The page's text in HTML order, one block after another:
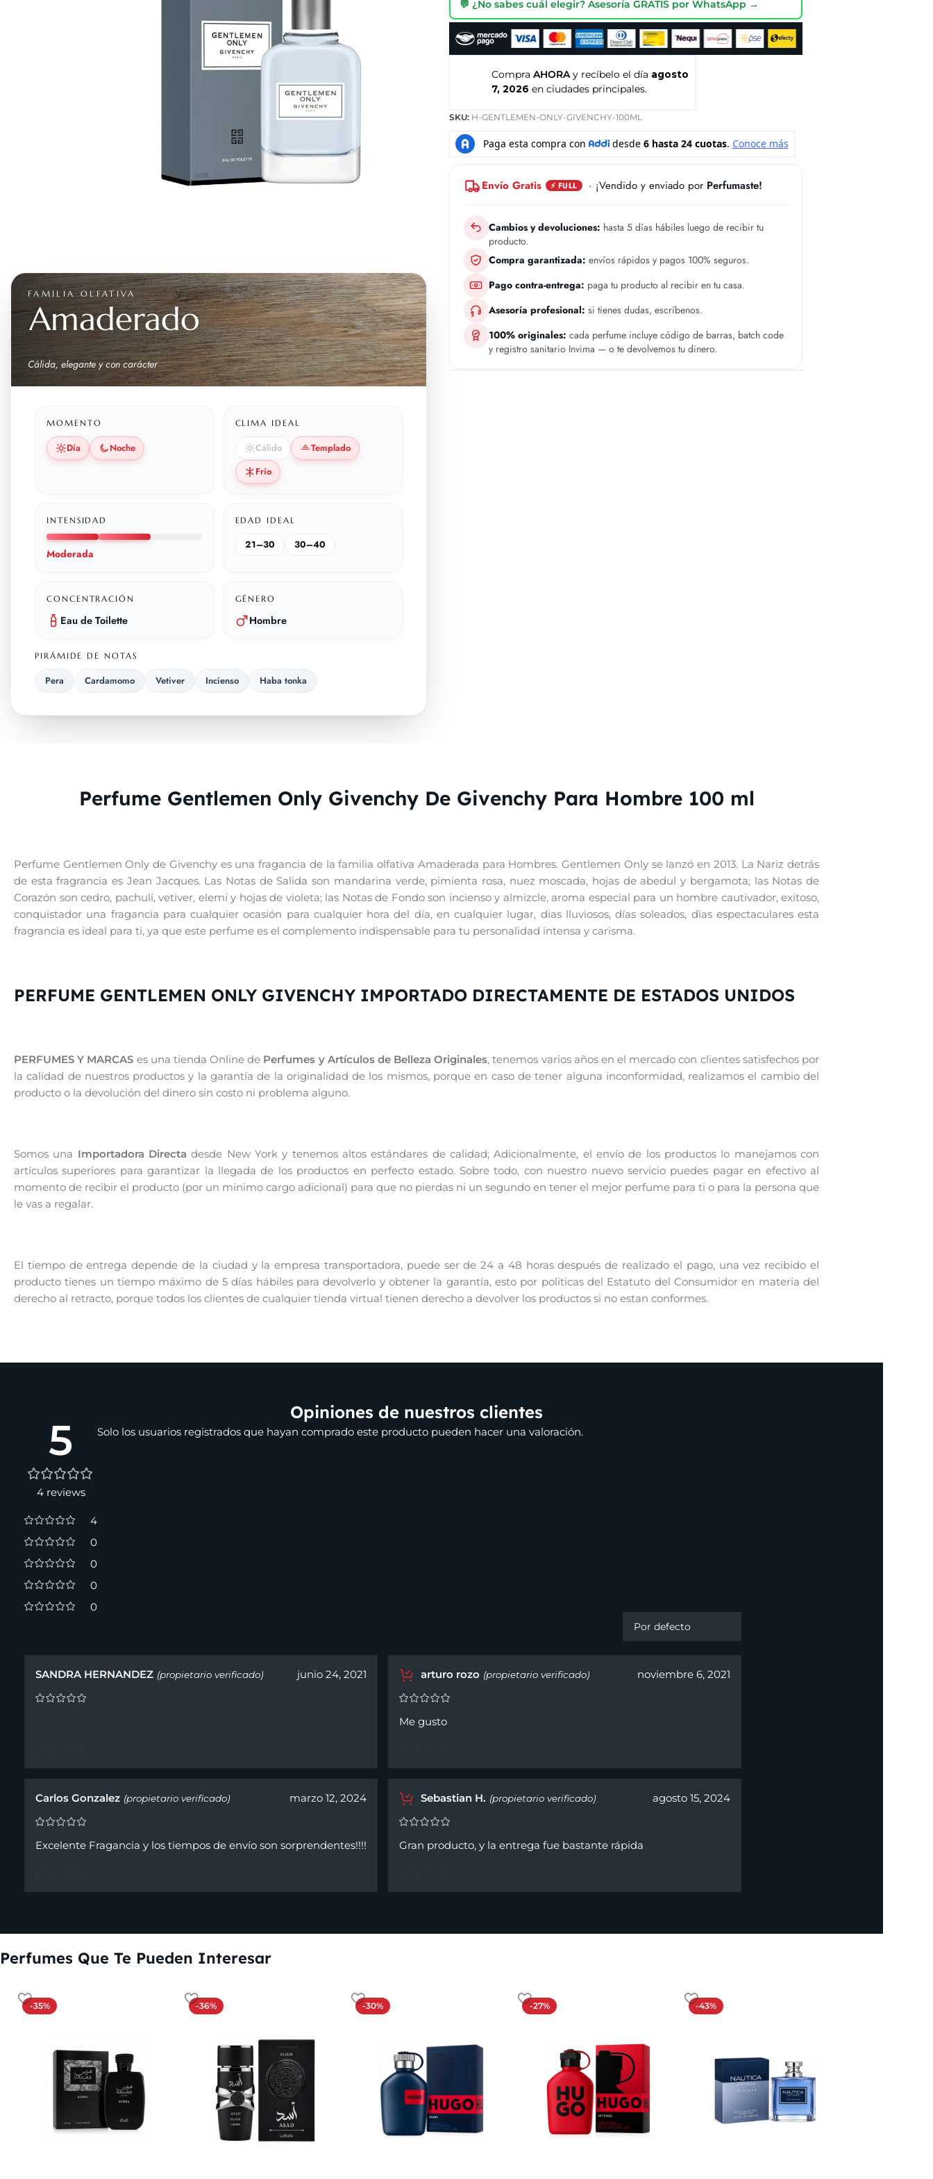
FAMILIA OLFATIVA
Amaderado
Cálida, elegante y con carácter
MOMENTO
Día Noche
CLIMA IDEAL
Cálido
Templado
Frío
INTENSIDAD
Moderada
EDAD IDEAL
21–30 30–40
CONCENTRACIÓN
Eau de Toilette
GÉNERO
Hombre
PIRÁMIDE DE NOTAS
Pera Cardamomo Vetiver Incienso Haba tonka
💬 ¿No sabes cuál elegir? Asesoría GRATIS por WhatsApp →
Compra AHORAy recíbelo el día agosto
7, 2026 en ciudades principales.
SKU: H-GENTLEMEN-ONLY-GIVENCHY-100ML
Envío Gratis ⚡ FULL · ¡Vendido y enviado por Perfumaste!
Cambios y devoluciones: hasta 5 días hábiles luego de recibir tu
producto.
Compra garantizada: envíos rápidos y pagos 100% seguros.
Pago contra-entrega: paga tu producto al recibir en tu casa.
Asesoría profesional: si tienes dudas, escríbenos.
100% originales: cada perfume incluye código de barras, batch code
y registro sanitario Invima — o te devolvemos tu dinero.
Perfume Gentlemen Only Givenchy De Givenchy Para Hombre 100 ml
Perfume Gentlemen Only de Givenchy es una fragancia de la familia olfativa Amaderada para Hombres. Gentlemen Only se lanzó en 2013. La Nariz detrás
de esta fragrancia es Jean Jacques. Las Notas de Salida son mandarina verde, pimienta rosa, nuez moscada, hojas de abedul y bergamota; las Notas de
Corazón son cedro, pachulí, vetiver, elemí y hojas de violeta; las Notas de Fondo son incienso y almizcle, aroma especial para un hombre cautivador, exitoso,
conquistador una fragancia para cualquier ocasión para cualquier hora del día, en cualquier lugar, dias lluviosos, días soleados, dìas espectaculares esta
fragrancia es ideal para ti, ya que este perfume es el complemento indispensable para tu personalidad intensa y carisma.
PERFUME GENTLEMEN ONLY GIVENCHY IMPORTADO DIRECTAMENTE DE ESTADOS UNIDOS
PERFUMES Y MARCAS es una tienda Online de Perfumes y Artículos de Belleza Originales, tenemos varios años en el mercado con clientes satisfechos por
la calidad de nuestros productos y la garantía de la originalidad de los mismos, porque en caso de tener alguna inconformidad, realizamos el cambio del
producto o la devolución del dinero sin costo ni problema alguno.
Somos una Importadora Directa desde New York y tenemos altos estándares de calidad; Adicionalmente, el envío de los productos lo manejamos con
artículos superiores para garantizar la llegada de los productos en perfecto estado. Sobre todo, con nuestro nuevo servicio puedes pagar en efectivo al
momento de recibir el producto (por un minimo cargo adicional) para que no pierdas ni un segundo en tener el mejor perfume para ti o para la persona que
le vas a regalar.
El tiempo de entrega depende de la ciudad y la empresa transportadora, puede ser de 24 a 48 horas después de realizado el pago, una vez recibido el
producto tienes un tiempo máximo de 5 días hábiles para devolverlo y obtener la garantía, esto por politicas del Estatuto del Consumidor en materia del
derecho al retracto, porque todos los clientes de cualquier tienda virtual tienen derecho a devolver los productos si no estan conformes.
Opiniones de nuestros clientes
5
4 reviews
4
0
0
0
0
SANDRA HERNANDEZ (propietario verificado) junio 24, 2021 arturo rozo (propietario verificado) noviembre 6, 2021
Me gusto
Carlos Gonzalez (propietario verificado) marzo 12, 2024
Excelente Fragancia y los tiempos de envío son sorprendentes!!!!
Sebastian H. (propietario verificado) agosto 15, 2024
Gran producto, y la entrega fue bastante rápida
Solo los usuarios registrados que hayan comprado este producto pueden hacer una valoración.
Perfumes Que Te Pueden Interesar
-35% -36% -30% -27% -43%